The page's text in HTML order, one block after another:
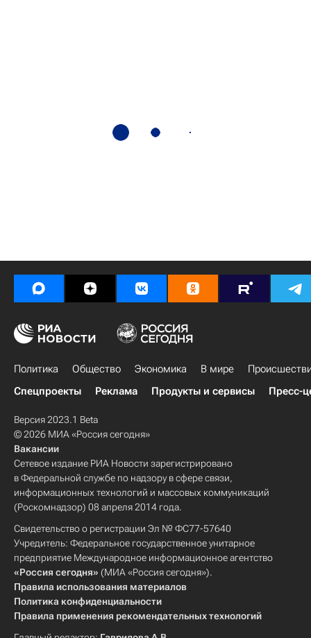
Политика Общество Экономика В мире
Спецпроекты
Реклама Продукты и сервисы Пресс-
Версия 2023.1 Beta
© 2026 МИА «Россия сегодня»
Вакансии
Сетевое издание РИА Новости зарегистрировано
в Федеральной службе по надзору в сфере связи,
информационных технологий и массовых коммуникаций
(Роскомнадзор) 08 апреля 2014 года.
Свидетельство о регистрации Эл № ФС77-57640
Учредитель: Федеральное государственное унитарное
предприятие Международное информационное агентство
«Россия сегодня» (МИА «Россия сегодня»).
Правила использования материалов
Политика конфиденциальности
Правила применения рекомендательных технологий